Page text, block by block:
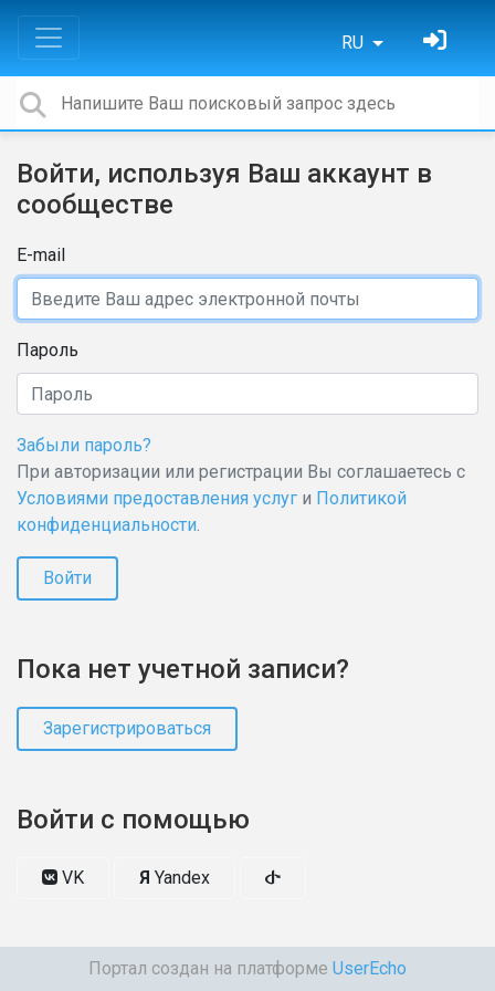
RU
Войти, используя Ваш аккаунт в
сообществе
E-mail
Пароль
Забыли пароль?
При авторизации или регистрации Вы соглашаетесь с
Условиями предоставления услуг и Политикой
конфиденциальности.
Войти
Пока нет учетной записи?
Зарегистрироваться
Войти с помощью
VK Я Yandex
Портал создан на платформе UserEcho